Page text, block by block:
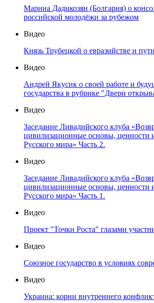
Марина Дадикозян (Болгария) о
российской молодёжи за рубежом
Видео
Князь Трубецкой о евразийстве и
Видео
Андрей Якусик о своей работе и
государства в рубрике "Двери
Видео
Заседание Ливадийского клуба
цивилизационные основы, ценности
Русского мира» Часть 2.
Видео
Заседание Ливадийского клуба
цивилизационные основы, ценности
Русского мира» Часть 1.
Видео
Проект "Точки Роста" глазами
Видео
Союзное государство в условиях
Видео
Украина: корни внутреннего